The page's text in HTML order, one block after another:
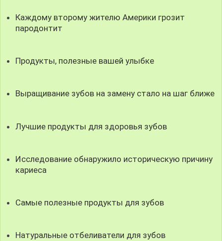
Каждому второму жителю Америки грозит
пародонтит
Продукты, полезные вашей улыбке
Выращивание зубов на замену стало на шаг ближе
Лучшие продукты для здоровья зубов
Исследование обнаружило историческую причину
кариеса
Самые полезные продукты для зубов
Натуральные отбеливатели для зубов